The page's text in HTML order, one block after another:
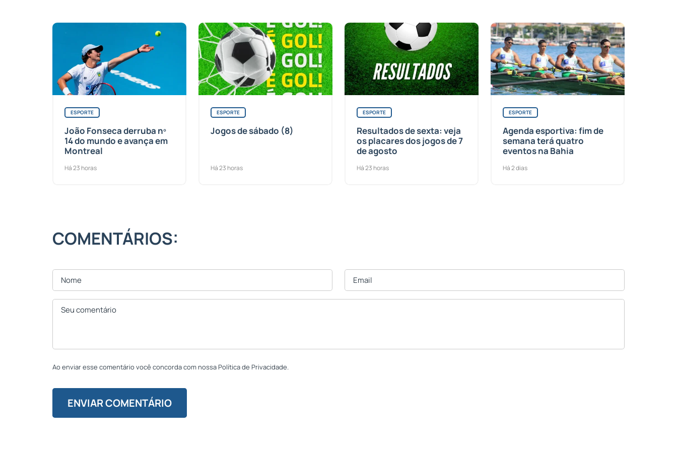
ESPORTE
João Fonseca derruba nº
14 do mundo e avança em
Montreal
Há 23 horas
ESPORTE
Jogos de sábado (8)
Há 23 horas
ESPORTE
Resultados de sexta: veja
os placares dos jogos de 7
de agosto
Há 23 horas
ESPORTE
Agenda esportiva: fim de
semana terá quatro
eventos na Bahia
Há 2 dias
COMENTÁRIOS:
Ao enviar esse comentário você concorda com nossa Política de Privacidade.